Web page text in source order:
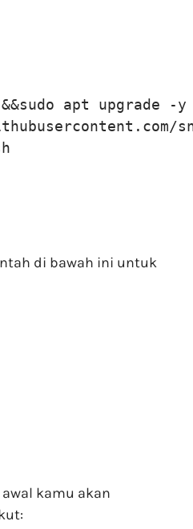
apt upgrade -y
di bawah ini untuk
kamu akan